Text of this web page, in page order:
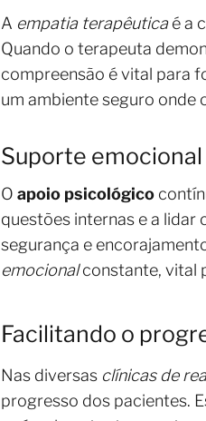
A empatia terapêuticaé a
Quando o terapeuta
compreensão é vital para
um ambiente seguro onde
Suporte
O apoio psicológico
questões internas e a
segurança e
emocionalconstante, vital
Facilitando o
Nas diversas clínicas de
progresso dos pacientes.